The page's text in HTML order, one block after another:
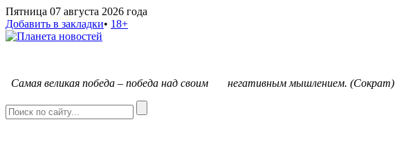
Пятница 07 августа 2026 года
Добавить в закладки• 18+
Самая великая победа – победа над своим негативным мышлением. (Сократ)